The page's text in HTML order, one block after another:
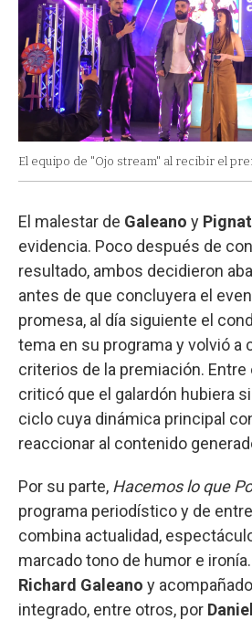
El equipo de "Ojo stream" al recibir el
El malestar de Galeano y
evidencia. Poco después de
resultado, ambos decidieron
antes de que concluyera el
promesa, al día siguiente el
tema en su programa y volvió a
criterios de la premiación.
criticó que el galardón hubiera
ciclo cuya dinámica principal
reaccionar al contenido
Por su parte, Hacemos lo que
programa periodístico y de
combina actualidad,
marcado tono de humor e
Richard Galeano y
integrado, entre otros, por